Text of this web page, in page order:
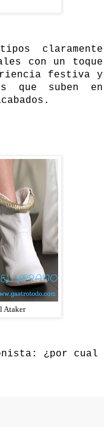
claramente
con un toque
festiva y
que suben en
Ataker
¿por cual